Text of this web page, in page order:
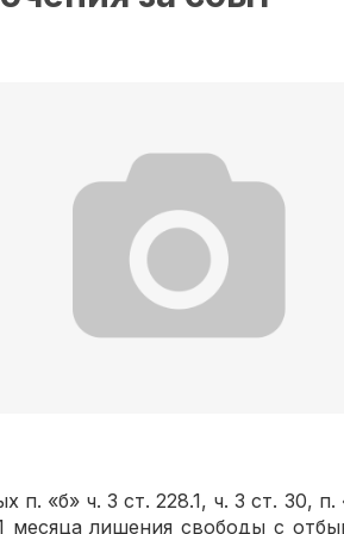
«б» ч. 3 ст. 228.1, ч. 3 ст. 30, п.
месяца лишения свободы с